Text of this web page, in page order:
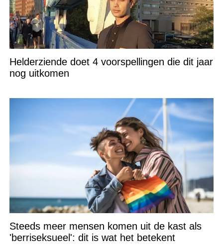
Helderziende doet 4 voorspellingen die dit jaar
nog uitkomen
Steeds meer mensen komen uit de kast als
'berriseksueel': dit is wat het betekent